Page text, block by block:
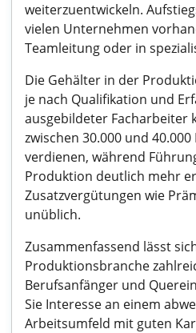
weiterzuentwickeln.
vielen Unternehmen
Teamleitung oder in
Die Gehälter in der
je nach Qualifikation und
ausgebildeter Facharbeiter
zwischen 30.000 und
verdienen, während
Produktion deutlich mehr
Zusatzvergütungen wie
unüblich.
Zusammenfassend lässt
Produktionsbranche
Berufsanfänger und
Sie Interesse an einem
Arbeitsumfeld mit guten